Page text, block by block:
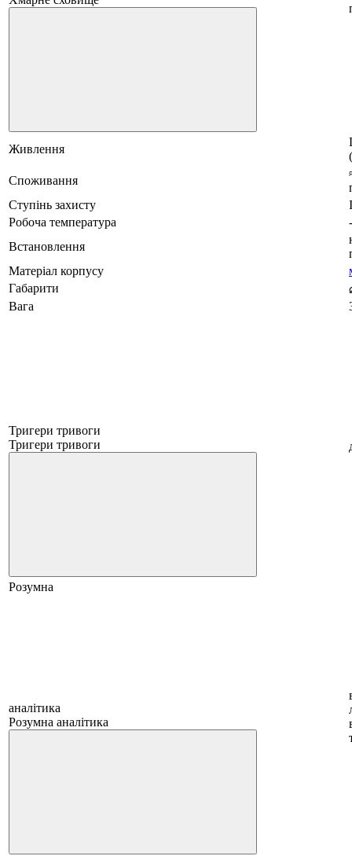
Живлення
Споживання
Ступінь захисту
Робоча температура
Встановлення
Матеріал корпусу
Габарити
Вага
Тригери тривоги
Тригери тривоги
Розумна
аналітика
Розумна аналітика